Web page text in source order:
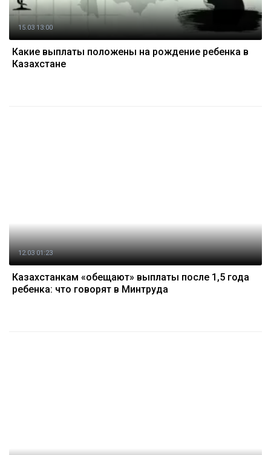
15.03 13:00
Какие выплаты положены на рождение ребенка в
Казахстане
12.03 01:23
Казахстанкам «обещают» выплаты после 1,5 года
ребенка: что говорят в Минтруда